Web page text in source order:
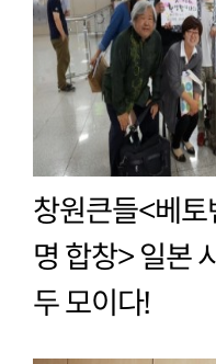
창원큰들<베
명 합창> 일본
두 모이다!